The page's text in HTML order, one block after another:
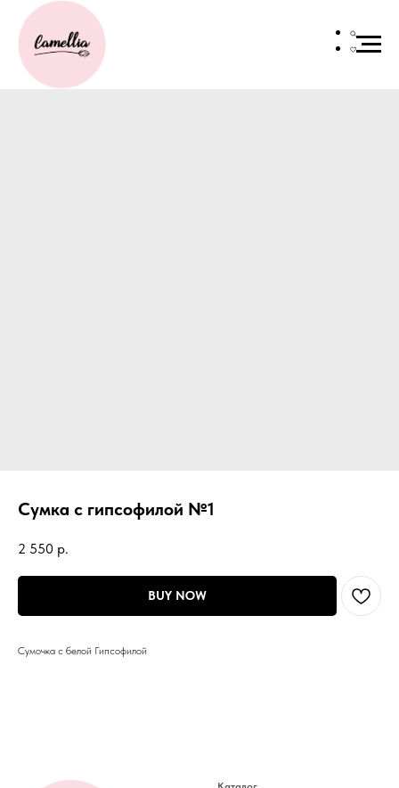
Сумка с гипсофилой №1
2 550 р.
BUY NOW
Сумочка с белой Гипсофилой